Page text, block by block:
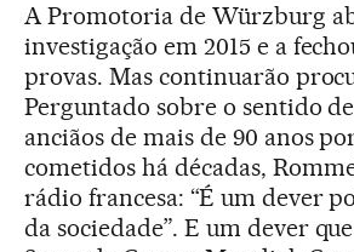
A Promotoria de Würzburg
investigação em 2015 e a
provas. Mas continuarão
Perguntado sobre o sentido
anciãos de mais de 90 anos
cometidos há décadas,
rádio francesa: “É um dever
da sociedade”. E um dever